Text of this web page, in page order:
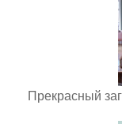
Прекрасный